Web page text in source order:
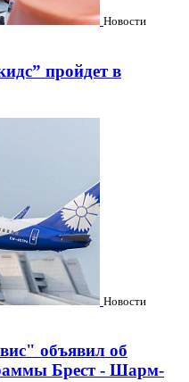
Новости
пройдет в
Новости
объявил об
Брест - Шарм-